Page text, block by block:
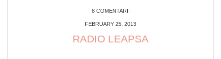
8 COMENTARII
FEBRUARY 25, 2013
RADIO LEAPSA